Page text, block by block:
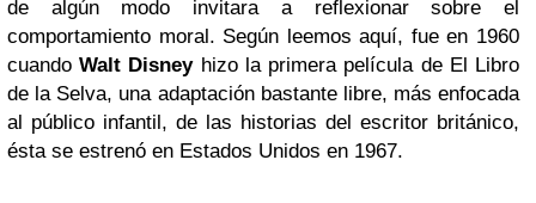
de algún modo invitara a reflexionar sobre el
comportamiento moral. Según leemos aquí, fue en 1960
cuandoWalt Disneyhizo la primera película de El Libro
de la Selva, una adaptación bastante libre, más enfocada
al público infantil, de las historias del escritor británico,
ésta se estrenó en Estados Unidos en 1967.